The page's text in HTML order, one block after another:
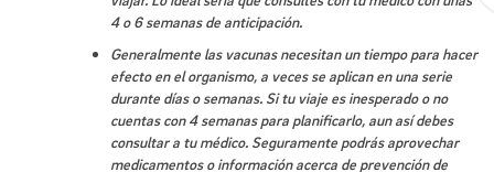
4 o 6 semanas de anticipación.
Generalmente las vacunas necesitan un tiempo para hacer
efecto en el organismo, a veces se aplican en una serie
durante días o semanas. Si tu viaje es inesperado o no
cuentas con 4 semanas para planificarlo, aun así debes
consultar a tu médico. Seguramente podrás aprovechar
medicamentos o información acerca de prevención de